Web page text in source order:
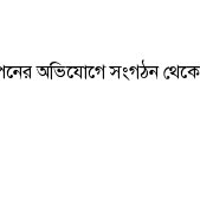
অভিযোগে সংগঠন